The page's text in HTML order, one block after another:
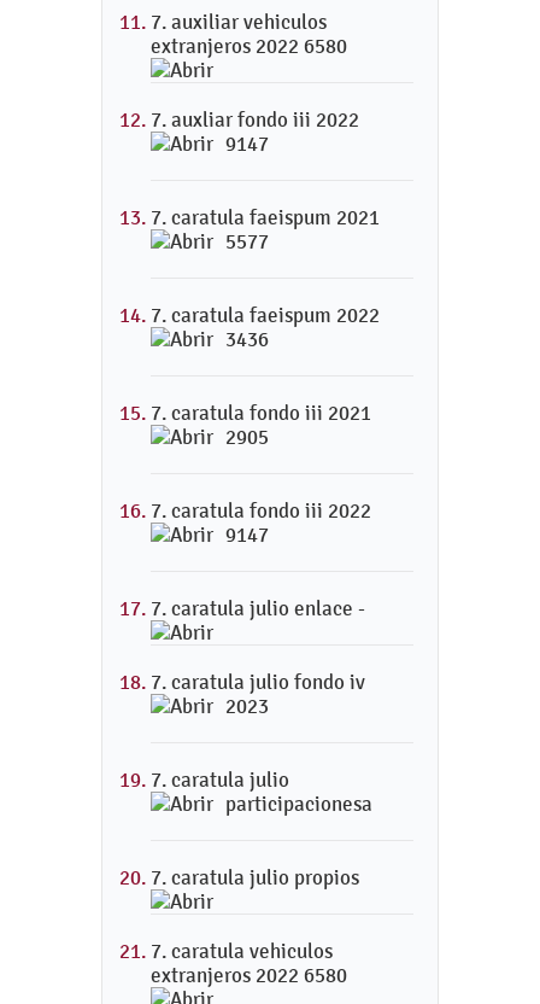
7. auxiliar vehiculos
extranjeros 2022 6580
7. auxliar fondo iii 2022
9147
7. caratula faeispum 2021
5577
7. caratula faeispum 2022
3436
7. caratula fondo iii 2021
2905
7. caratula fondo iii 2022
9147
7. caratula julio enlace -
7. caratula julio fondo iv
2023
7. caratula julio
participacionesa
7. caratula julio propios
7. caratula vehiculos
extranjeros 2022 6580